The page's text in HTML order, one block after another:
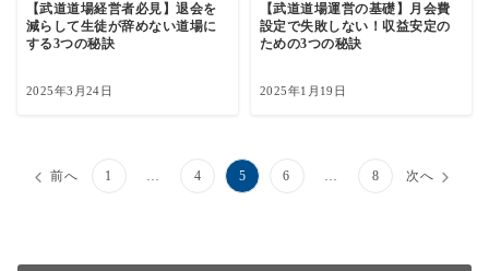
【武道道場経営者必見】退会を
減らして生徒が辞めない道場に
する3つの秘訣
2025年3月24日
【武道道場運営の基礎】月会費
設定で失敗しない！収益安定の
ための3つの秘訣
2025年1月19日
投
前へ 1 … 4 5 6 … 8 次へ